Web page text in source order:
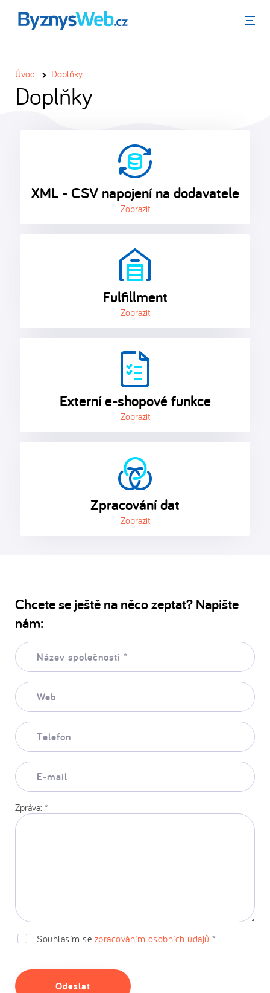
Menu
Doplňky
Úvod Doplňky
XML - CSV napojení na dodavatele
Zobrazit
Fulfillment
Zobrazit
Externí e-shopové funkce
Zobrazit
Zpracování dat
Zobrazit
Chcete se ještě na něco zeptat? Napište
nám:
Název
společnosti:
Web:
Telefon:
E-
mail:
Zpráva: *
Souhlasím se zpracováním osobních údajů *
Odeslat